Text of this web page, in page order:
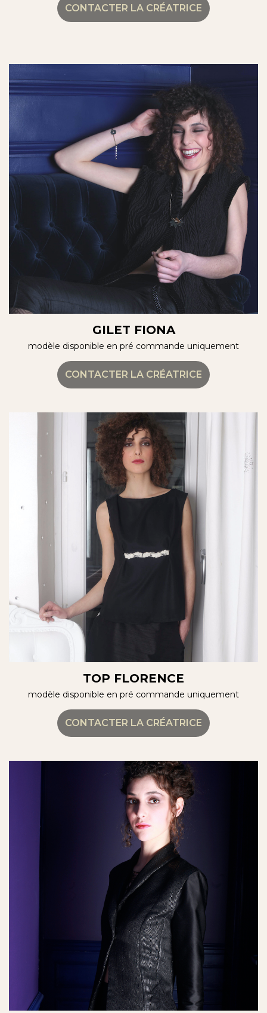
CONTACTER LA CRÉATRICE
GILET FIONA
modèle disponible en pré commande uniquement
CONTACTER LA CRÉATRICE
TOP FLORENCE
modèle disponible en pré commande uniquement
CONTACTER LA CRÉATRICE